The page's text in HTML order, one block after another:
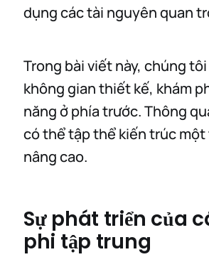
dụng các tài nguyên quan
Trong bài viết này, chúng
không gian thiết kế, khám
năng ở phía trước. Thông
có thể tập thể kiến trúc
nâng cao.
Sự phát triển của
phi tập trung